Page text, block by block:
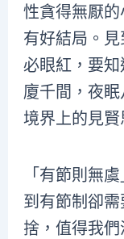
性貪得無厭
有好結局。
必眼紅，要
廈千間，夜
境界上的見賢
「有節則無
到有節制卻
捨，值得我們